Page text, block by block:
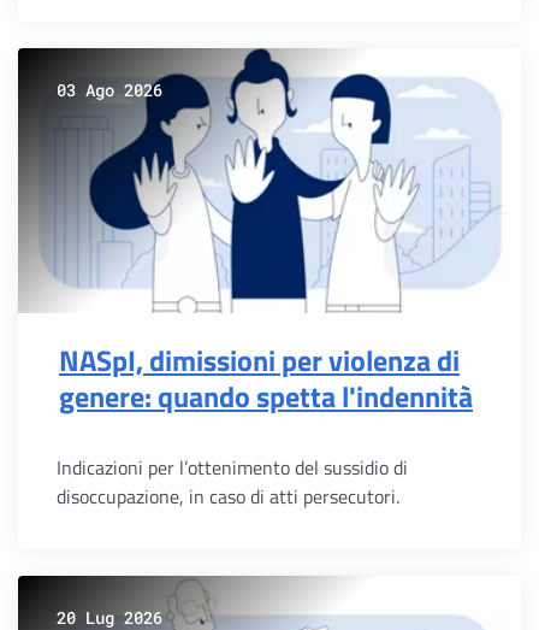
03 Ago 2026
NASpI, dimissioni per violenza di
genere: quando spetta l'indennità
Indicazioni per l’ottenimento del sussidio di
disoccupazione, in caso di atti persecutori.
20 Lug 2026